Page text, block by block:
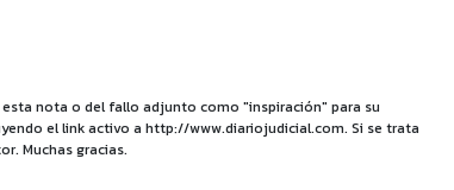
nota o del fallo adjunto como "inspiración" para su
el link activo a http://www.diariojudicial.com. Si se trata
Muchas gracias.